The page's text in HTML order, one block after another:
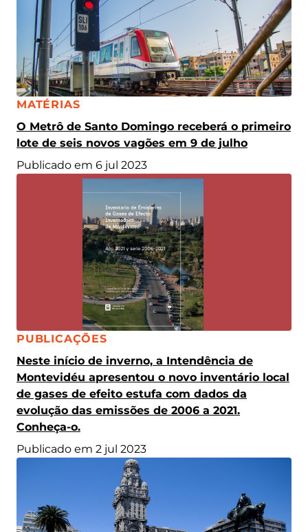
CATEGORIA:
MATÉRIAS
O Metrô de Santo Domingo receberá o primeiro
lote de seis novos vagões em 9 de julho
Publicado em 6 jul 2023
CATEGORIA:
PUBLICAÇÕES
Neste início de inverno, a Intendência de
Montevidéu apresentou o novo inventário local
de gases de efeito estufa com dados da
evolução das emissões de 2006 a 2021.
Conheça-o.
Publicado em 2 jul 2023